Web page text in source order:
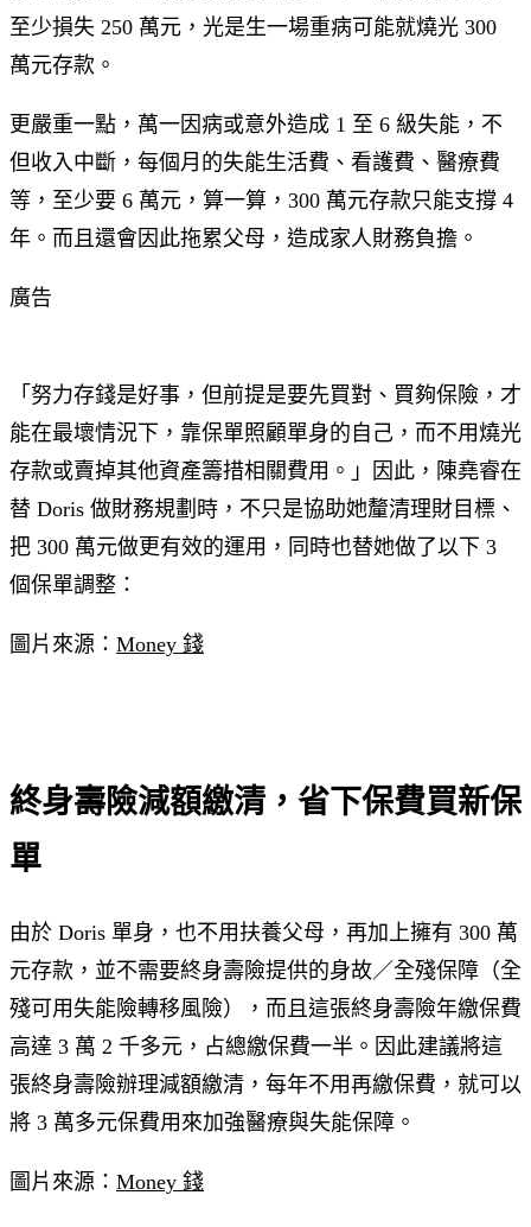
至少損失 250 萬元，光是生一場重病可能就燒光 300
萬元存款。
更嚴重一點，萬一因病或意外造成 1 至 6 級失能，不
但收入中斷，每個月的失能生活費、看護費、醫療費
等，至少要 6 萬元，算一算，300 萬元存款只能支撐 4
年。而且還會因此拖累父母，造成家人財務負擔。
廣告
「努力存錢是好事，但前提是要先買對、買夠保險，才
能在最壞情況下，靠保單照顧單身的自己，而不用燒光
存款或賣掉其他資產籌措相關費用。」因此，陳堯睿在
替 Doris 做財務規劃時，不只是協助她釐清理財目標、
把 300 萬元做更有效的運用，同時也替她做了以下 3
個保單調整：
圖片來源： Money 錢
終身壽險減額繳清，省下保費買新保
單
由於 Doris 單身，也不用扶養父母，再加上擁有 300 萬
元存款，並不需要終身壽險提供的身故／全殘保障（全
殘可用失能險轉移風險），而且這張終身壽險年繳保費
高達 3 萬 2 千多元，占總繳保費一半。因此建議將這
張終身壽險辦理減額繳清，每年不用再繳保費，就可以
將 3 萬多元保費用來加強醫療與失能保障。
圖片來源： Money 錢